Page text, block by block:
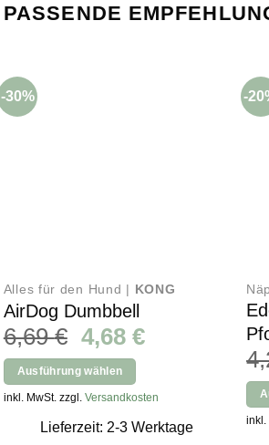
PASSENDE
-30%
Alles für den Hund | KONG
AirDog Dumbbell
6,69€ Ursprünglicher
Preis
war:
6,69 €
4,68 €Aktueller
4,68 €.
Ausführung wählen
Dieses
inkl. MwSt. zzgl. Versandkosten
Lieferzeit: 2-3 Werktage
-
inkl.